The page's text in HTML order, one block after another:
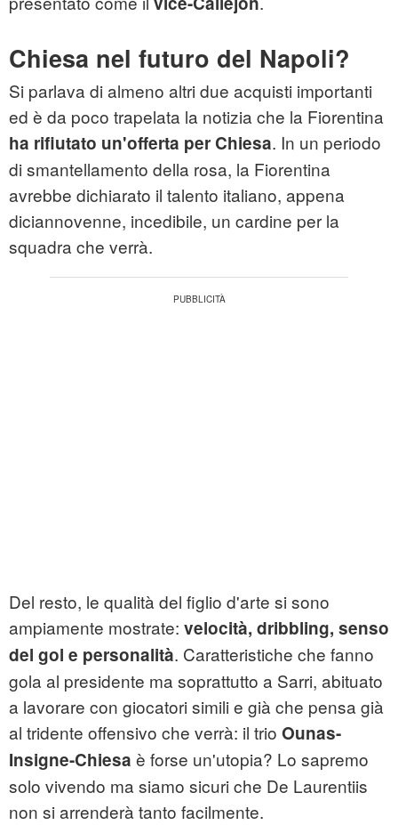
Chiesa nel futuro del Napoli?
Si parlava di almeno altri due acquisti importanti
ed è da poco trapelata la notizia che la Fiorentina
ha rifiutato un'offerta per Chiesa. In un periodo
di smantellamento della rosa, la Fiorentina
avrebbe dichiarato il talento italiano, appena
diciannovenne, incedibile, un cardine per la
squadra che verrà.
Del resto, le qualità del figlio d'arte si sono
ampiamente mostrate: velocità, dribbling, senso
del gol e personalità. Caratteristiche che fanno
gola al presidente ma soprattutto a Sarri, abituato
a lavorare con giocatori simili e già che pensa già
al tridente offensivo che verrà: il trio Ounas-
Insigne-Chiesa è forse un'utopia? Lo sapremo
solo vivendo ma siamo sicuri che De Laurentiis
non si arrenderà tanto facilmente.